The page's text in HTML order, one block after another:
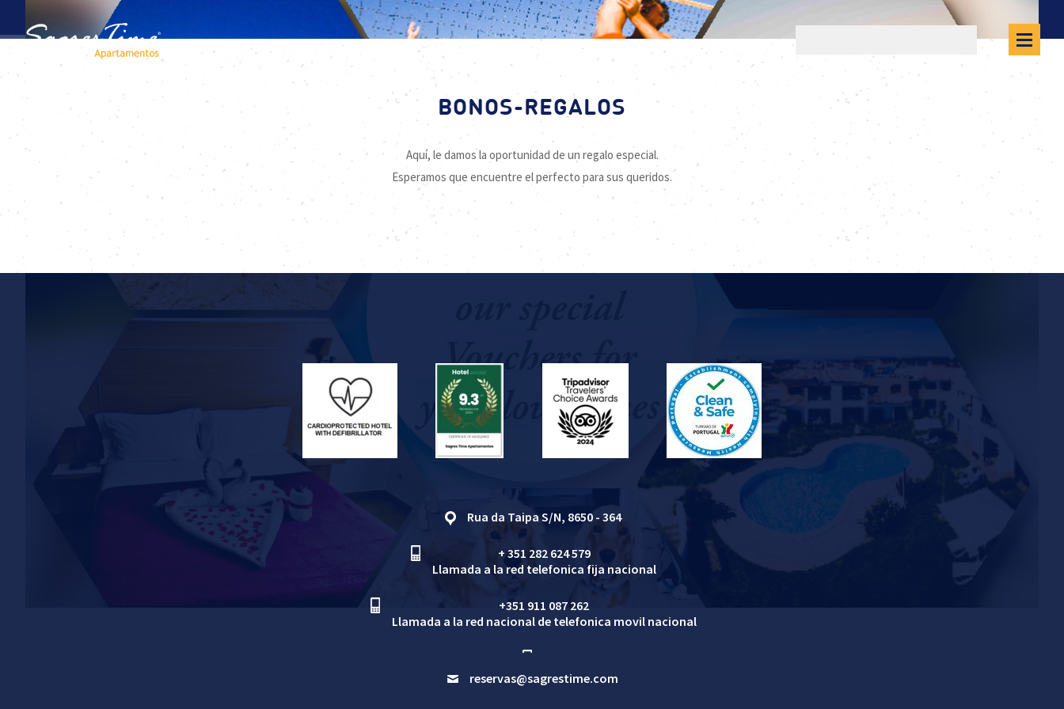
Ventajas al reservar directamente
BONOS-REGALOS
Aquí, le damos la oportunidad de un regalo especial.
Esperamos que encuentre el perfecto para sus queridos.
Rua da Taipa S/N, 8650 - 364
+ 351 282 624 579
Llamada a la red telefonica fija nacional
+351 911 087 262
Llamada a la red nacional de telefonica movil nacional
reservas@sagrestime.com